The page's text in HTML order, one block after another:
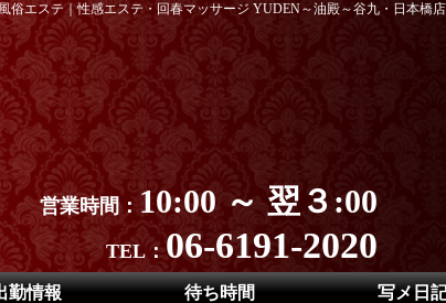
エステ｜性感エステ・回春マッサージ YUDEN～油殿～谷九・日本橋店
営業時間： 10:00 ～ 翌３:00
TEL：06-6191-2020
勤情報 待ち時間 写メ日